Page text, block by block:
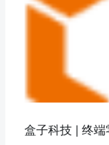
盒子科技 | 终端零